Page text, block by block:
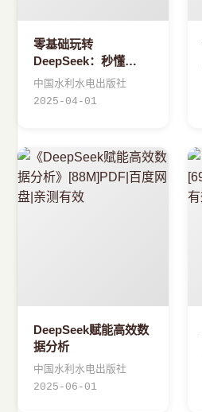
零基础玩转
DeepSeek：秒懂
Python编程
中国水利水电出版社
2025-04-01
DeepSeek赋能高效数
据分析
中国水利水电出版社
2025-06-01